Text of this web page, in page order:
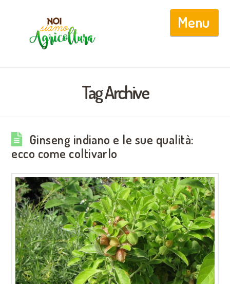
Tag Archive
Ginseng indiano e le sue qualità:
ecco come coltivarlo